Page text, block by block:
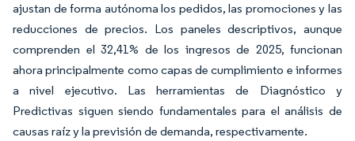
ajustan de forma autónoma los pedidos, las promociones y las
reducciones de precios. Los paneles descriptivos, aunque
comprenden el 32,41% de los ingresos de 2025, funcionan
ahora principalmente como capas de cumplimiento e informes
a nivel ejecutivo. Las herramientas de Diagnóstico y
Predictivas siguen siendo fundamentales para el análisis de
causas raíz y la previsión de demanda, respectivamente.